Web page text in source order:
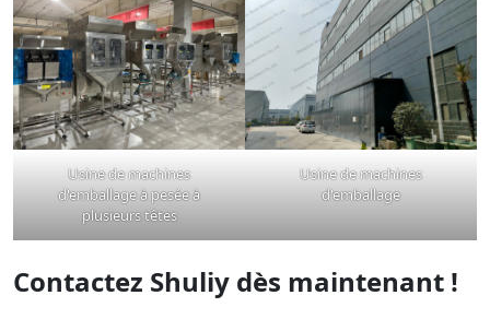
Usine de machines
d'emballage à pesée à
plusieurs têtes
Usine de machines
d'emballage
Contactez Shuliy dès maintenant !